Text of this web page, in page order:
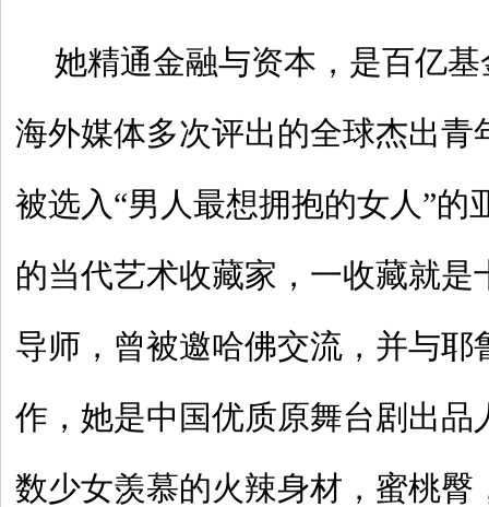
她精通金融与资本，是百亿
海外媒体多次评出的全球杰出青
被选入“男人最想拥抱的女人”的
的当代艺术收藏家，一收藏就是
导师，曾被邀哈佛交流，并与耶
作，她是中国优质原舞台剧出
数少女羡慕的火辣身材，蜜桃臀